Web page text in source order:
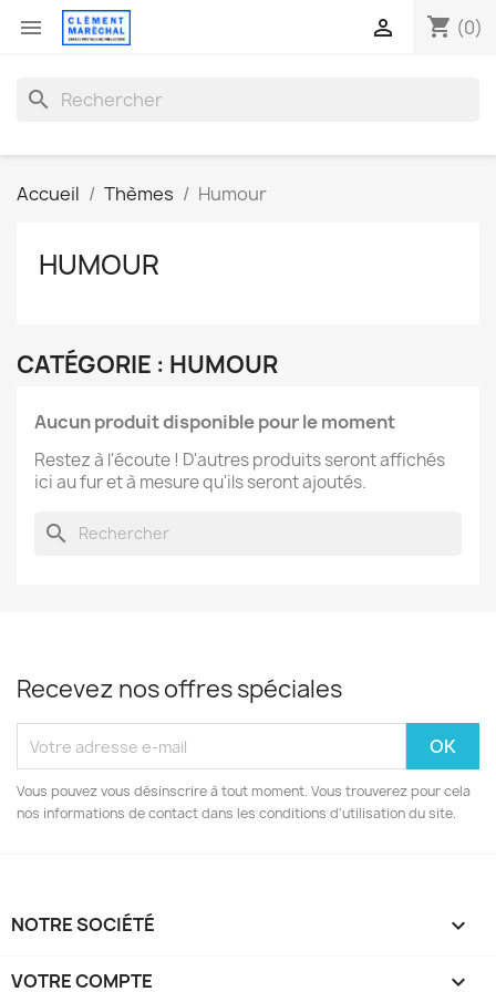
 shopping_cart (0)

search
Accueil Thèmes Humour
HUMOUR
CATÉGORIE : HUMOUR
Aucun produit disponible pour le moment
Restez à l'écoute ! D'autres produits seront affichés
ici au fur et à mesure qu'ils seront ajoutés.
search
Recevez nos offres spéciales
Vous pouvez vous désinscrire à tout moment. Vous trouverez pour cela
nos informations de contact dans les conditions d'utilisation du site.
NOTRE SOCIÉTÉ 
VOTRE COMPTE 